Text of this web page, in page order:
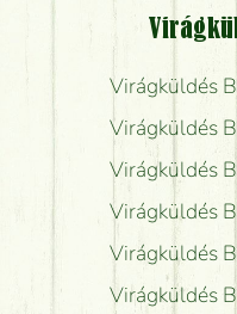
Virágküldés
Virágküldés
Virágküldés
Virágküldés
Virágküldés
Virágküldés